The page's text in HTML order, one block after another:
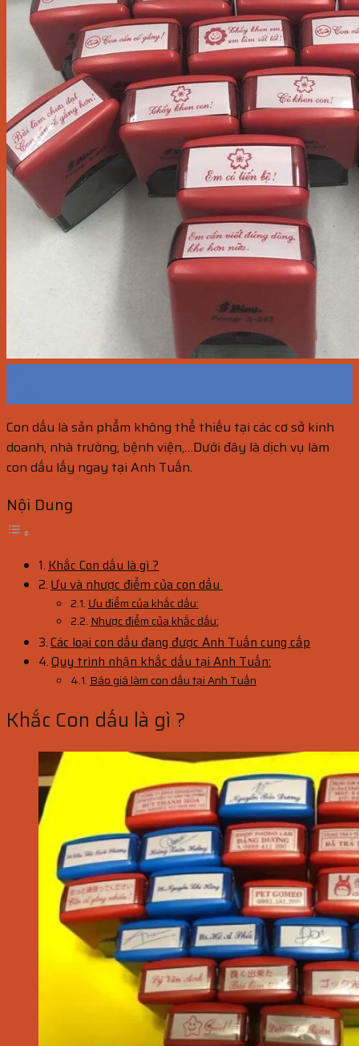
Con dấu là sản phẩm không thể thiếu tại các cơ sở kinh
doanh, nhà trường, bệnh viện,…Dưới đây là dịch vụ làm
con dấu lấy ngay tại Anh Tuấn.
Nội Dung
Khắc Con dấu là gì ?
Ưu và nhược điểm của con dấu
Ưu điểm của khắc dấu:
Nhược điểm của khắc dấu:
Các loại con dấu đang được Anh Tuấn cung cấp
Quy trình nhận khắc dấu tại Anh Tuấn:
Báo giá làm con dấu tại Anh Tuấn
Khắc Con dấu là gì ?